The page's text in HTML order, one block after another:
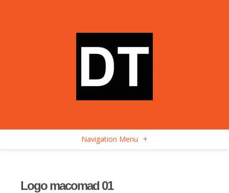
Navigation Menu +
Logo macomad 01